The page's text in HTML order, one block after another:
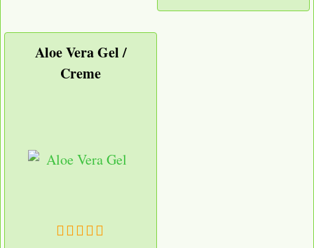
Aloe Vera Gel /
Creme